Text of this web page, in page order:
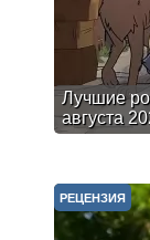
Лучшие
августа
РЕЦЕНЗИЯ